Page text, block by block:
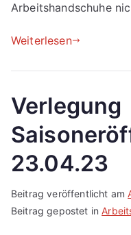
Arbeitshandschuhe
Weiterlesen
Verlegung
23.04.23
Beitrag veröffentlicht am
Beitrag gepostet in